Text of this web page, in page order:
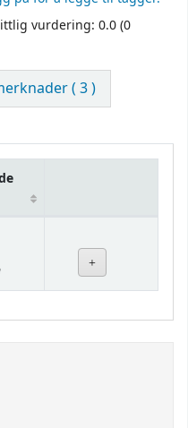
vurdering: 0.0 (0
( 3 )